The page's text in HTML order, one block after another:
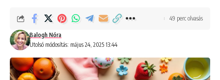
Utolsó módosítás: május 24, 2025 13:44
Balogh Nóra
49 perc olvasás